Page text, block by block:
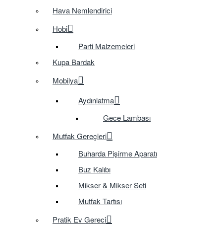
Hava Nemlendirici
Hobi
Parti Malzemeleri
Kupa Bardak
Mobilya
Aydınlatma
Gece Lambası
Mutfak Gereçleri
Buharda Pişirme Aparatı
Buz Kalıbı
Mikser & Mikser Seti
Mutfak Tartısı
Pratik Ev Gereci